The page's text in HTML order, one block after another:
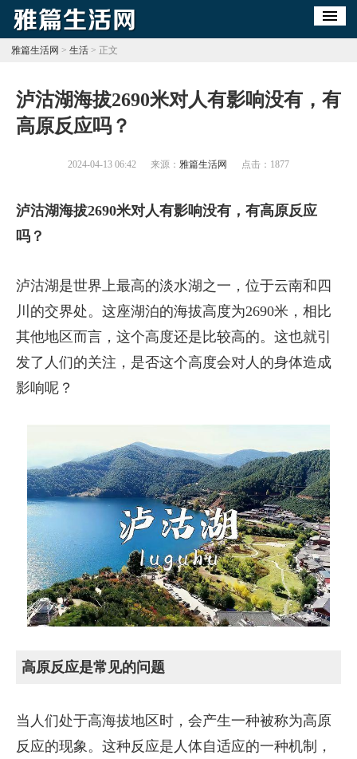
雅篇生活网 > 生活> 正文
​泸沽湖海拔2690米对人有影响没有，有
高原反应吗？
2024-04-13 06:42 来源： 雅篇生活网 点击： 1877
泸沽湖海拔2690米对人有影响没有，有高原反应
吗？
泸沽湖是世界上最高的淡水湖之一，位于云南和四
川的交界处。这座湖泊的海拔高度为2690米，相比
其他地区而言，这个高度还是比较高的。这也就引
发了人们的关注，是否这个高度会对人的身体造成
影响呢？
高原反应是常见的问题
当人们处于高海拔地区时，会产生一种被称为高原
反应的现象。这种反应是人体自适应的一种机制，